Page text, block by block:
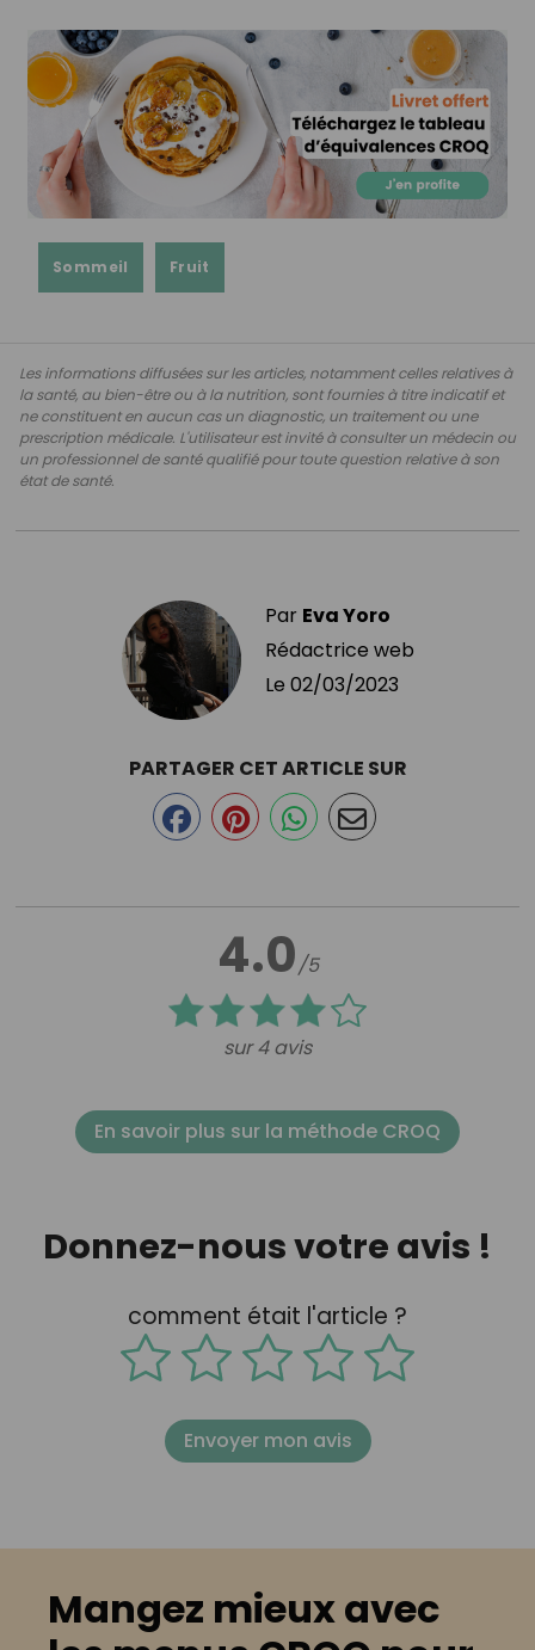
Sommeil Fruit
Les informations diffusées sur les articles, notamment celles relatives à
la santé, au bien-être ou à la nutrition, sont fournies à titre indicatif et
ne constituent en aucun cas un diagnostic, un traitement ou une
prescription médicale. L'utilisateur est invité à consulter un médecin ou
un professionnel de santé qualifié pour toute question relative à son
état de santé.
Par Eva Yoro
Rédactrice web
Le 02/03/2023
4.0/5
sur 4 avis
PARTAGER CET ARTICLE SUR
En savoir plus sur la méthode CROQ
Donnez-nous votre avis !
comment était l'article ?
Envoyer mon avis
Mangez mieux avec